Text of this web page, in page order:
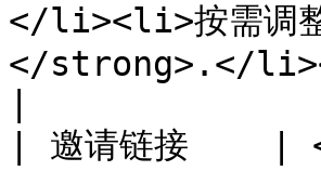
</li><li>按需调整
</strong>.</
| 邀请链接    |